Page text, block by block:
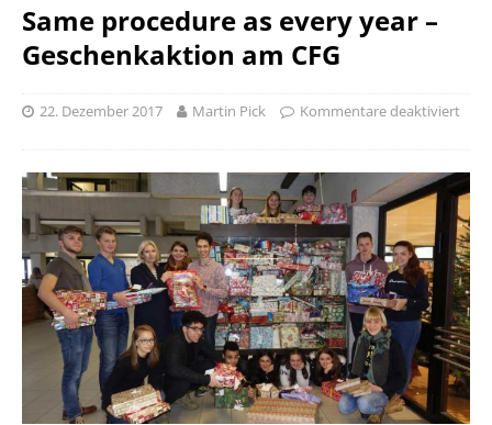
Same procedure as every year –
Geschenkaktion am CFG
22. Dezember 2017 Martin Pick Kommentare deaktiviert